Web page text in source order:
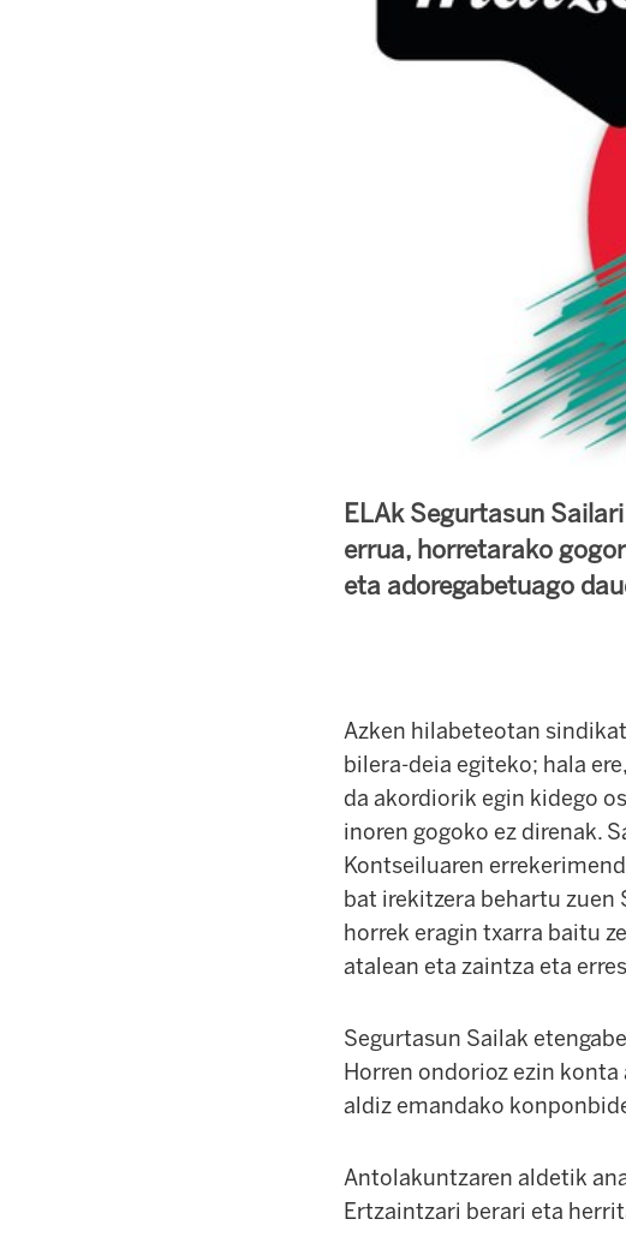
ELAk Segurtasun
errua, horretarako
eta adoregabetuago
Azken hilabeteotan
bilera-deia egiteko; hala
da akordiorik egin kidego
inoren gogoko ez direnak.
Kontseiluaren
bat irekitzera behartu zuen
horrek eragin txarra baitu
atalean eta zaintza eta
Segurtasun Sailak
Horren ondorioz ezin
aldiz emandako
Antolakuntzaren aldetik
Ertzaintzari berari eta